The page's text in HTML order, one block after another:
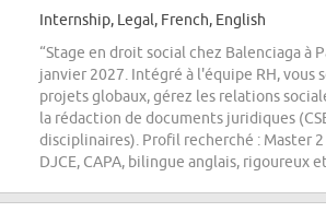
Internship, Legal, French, English
“Stage en droit social chez Balenciaga à
janvier 2027. Intégré à l'équipe RH, vous
projets globaux, gérez les relations
la rédaction de documents juridiques
disciplinaires). Profil recherché : Master
DJCE, CAPA, bilingue anglais, rigoureux